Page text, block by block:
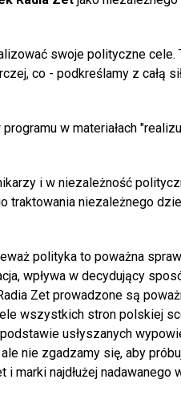
swoje polityczne cele.
co - podkreślamy z całą
w materiałach
i w niezależność
traktowania niezależnego
polityka to poważna
wpływa w decydujący
Zet prowadzone są
wszystkich stron polskiej
usłyszanych
nie zgadzamy się, aby
marki najdłużej nadawanego